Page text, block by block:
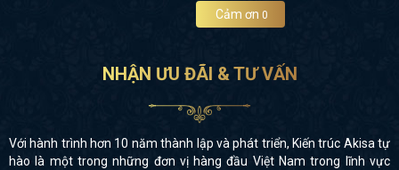
Cảm ơn 0
NHẬN ƯU ĐÃI & TƯ VẤN
Với hành trình hơn 10 năm thành lập và phát triển, Kiến trúc Akisa tự
hào là một trong những đơn vị hàng đầu Việt Nam trong lĩnh vực